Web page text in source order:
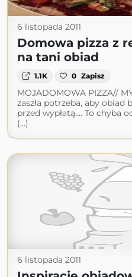
6 listopada 2011
Domowa pizza z
na tani obiad
1.1K 0 Zapisz
MOJADOMOWA PIZZA//
zaszła potrzeba, aby obiad
przed wypłatą.... To chyba
(...)
6 listopada 2011